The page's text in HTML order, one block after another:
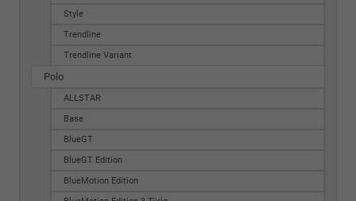
Style
Trendline
Trendline Variant
Polo
ALLSTAR
Base
BlueGT
BlueGT Edition
BlueMotion Edition